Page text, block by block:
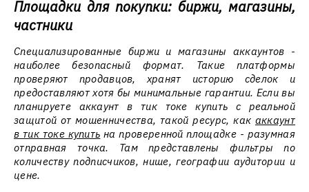
Площадки для покупки: биржи, магазины,
частники
Специализированные биржи и магазины аккаунтов -
наиболее безопасный формат. Такие платформы
проверяют продавцов, хранят историю сделок и
предоставляют хотя бы минимальные гарантии. Если вы
планируете аккаунт в тик токе купить с реальной
защитой от мошенничества, такой ресурс, как аккаунт
в тик токе купить на проверенной площадке - разумная
отправная точка. Там представлены фильтры по
количеству подписчиков, нише, географии аудитории и
цене.